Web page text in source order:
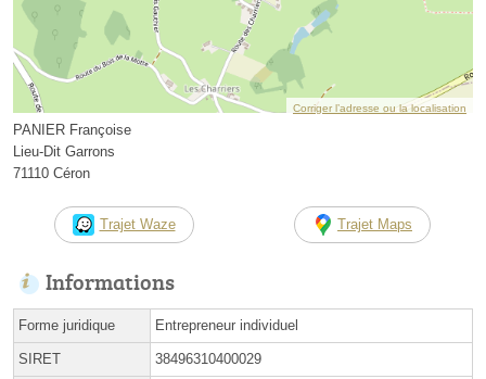
Corriger l’adresse ou la localisation
PANIER Françoise
Lieu-Dit Garrons
71110 Céron
Trajet Waze Trajet Maps
Informations
Forme juridique Entrepreneur individuel
SIRET 38496310400029